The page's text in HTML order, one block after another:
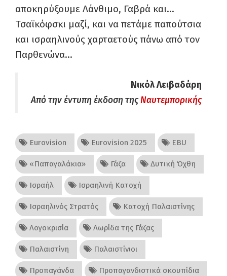
αποκηρύξουμε Λάνθιμο, Γαβρά και…
Τσαϊκόφσκι μαζί, και να πετάμε παπούτσια
και ισραηλινούς χαρταετούς πάνω από τον
Παρθενώνα…
Νικόλ Λειβαδάρη
Από την έντυπη έκδοση τηςΝαυτεμπορικής
Eurovision Eurovision 2025 EΒU
«Παπαγαλάκια» Γάζα Δυτική Όχθη
Ισραήλ Ισραηλινή Κατοχή
Ισραηλινός Στρατός Κατοχή Παλαιστίνης
Λογοκρισία Λωρίδα της Γάζας
Παλαιστίνη Παλαιστίνιοι
Προπαγάνδα Προπαγανδιστικά σκουπίδια